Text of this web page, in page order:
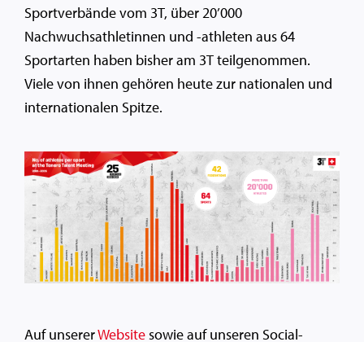
Sportverbände vom 3T, über 20’000
Nachwuchsathletinnen und -athleten aus 64
Sportarten haben bisher am 3T teilgenommen.
Viele von ihnen gehören heute zur nationalen und
internationalen Spitze.
Auf unsererWebsitesowie auf unseren Social-